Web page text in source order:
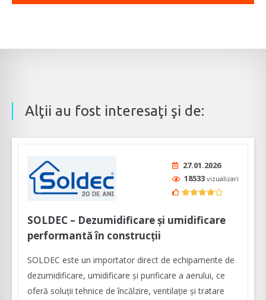
Alţii au fost interesaţi şi de:
27.01.2026
18533 vizualizari
SOLDEC – Dezumidificare și umidificare
performantă în construcții
SOLDEC este un importator direct de echipamente de
dezumidificare, umidificare și purificare a aerului, ce
oferă soluții tehnice de încălzire, ventilație și tratare